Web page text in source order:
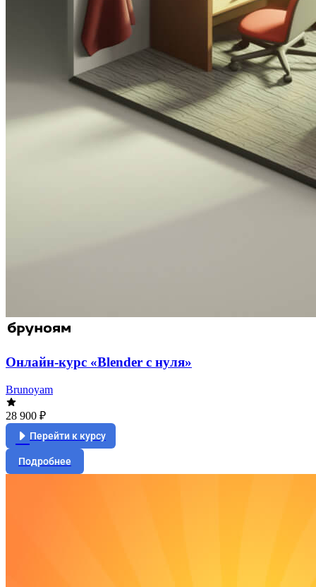
Онлайн-курс «Blender с нуля»
Brunoyam
28 900 ₽
Перейти к курсу
Подробнее